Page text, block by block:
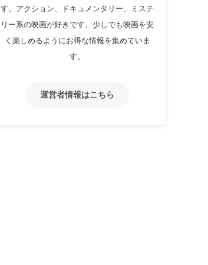
す。アクション、ドキュメンタリー、ミステ
リー系の映画が好きです。少しでも映画を安
く楽しめるようにお得な情報を集めていま
す。
運営者情報はこちら